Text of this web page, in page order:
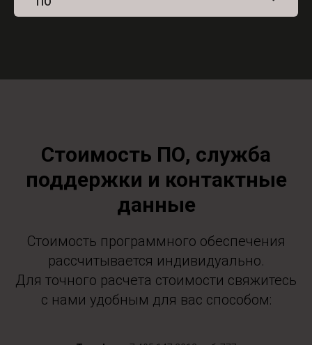
Стоимость ПО, служба
поддержки и контактные
данные
Стоимость программного обеспечения
рассчитывается индивидуально.
Для точного расчета стоимости свяжитесь
с нами удобным для вас способом: